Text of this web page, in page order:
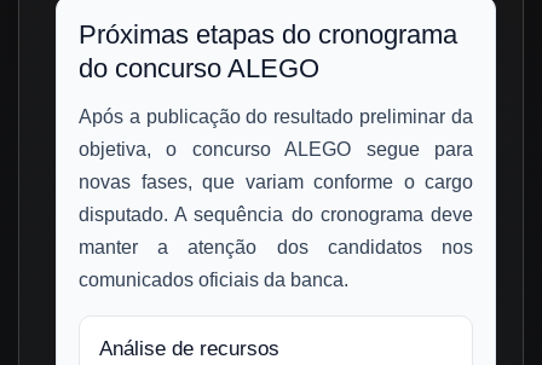
Próximas etapas do cronograma
do concurso ALEGO
Após a publicação do resultado preliminar da
objetiva, o concurso ALEGO segue para
novas fases, que variam conforme o cargo
disputado. A sequência do cronograma deve
manter a atenção dos candidatos nos
comunicados oficiais da banca.
Análise de recursos